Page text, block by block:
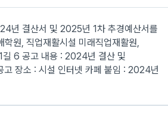
년 결산서 및 2025년 1차 추경예산서를
원, 직업재활시설 미래직업재활원,
길 6 공고 내용 : 2024년 결산 및
고 장소 : 시설 인터넷 카페 붙임 : 2024년